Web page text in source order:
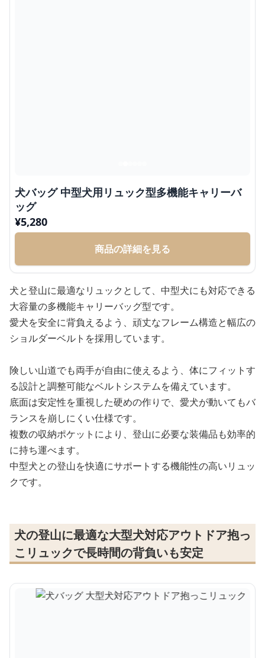
犬バッグ 中型犬用リュック型多機能キャリーバ
ッグ
¥5,280
商品の詳細を見る
犬と登山に最適なリュックとして、中型犬にも対応できる
大容量の多機能キャリーバッグ型です。
愛犬を安全に背負えるよう、頑丈なフレーム構造と幅広の
ショルダーベルトを採用しています。
険しい山道でも両手が自由に使えるよう、体にフィットす
る設計と調整可能なベルトシステムを備えています。
底面は安定性を重視した硬めの作りで、愛犬が動いてもバ
ランスを崩しにくい仕様です。
複数の収納ポケットにより、登山に必要な装備品も効率的
に持ち運べます。
中型犬との登山を快適にサポートする機能性の高いリュッ
クです。
犬の登山に最適な大型犬対応アウトドア抱っ
こリュックで長時間の背負いも安定